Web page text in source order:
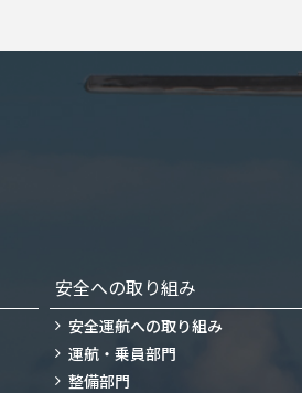
安全への取り組み
安全運航への取り組み
運航・乗員部門
整備部門